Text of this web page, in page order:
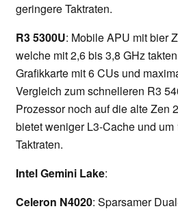
geringere Taktraten.
R3 5300U: Mobile APU mit bier
welche mit 2,6 bis 3,8 GHz
Grafikkarte mit 6 CUs und
Vergleich zum schnelleren R3
Prozessor noch auf die alte Zen
bietet weniger L3-Cache und
Taktraten.
Intel Gemini Lake:
Celeron N4020: Sparsamer